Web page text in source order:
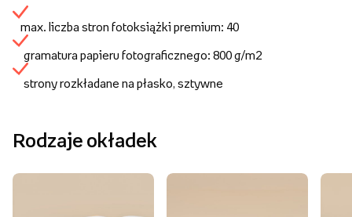
max. liczba stron fotoksiążki premium: 40
gramatura papieru fotograficznego: 800 g/m2
strony rozkładane na płasko, sztywne
Rodzaje okładek